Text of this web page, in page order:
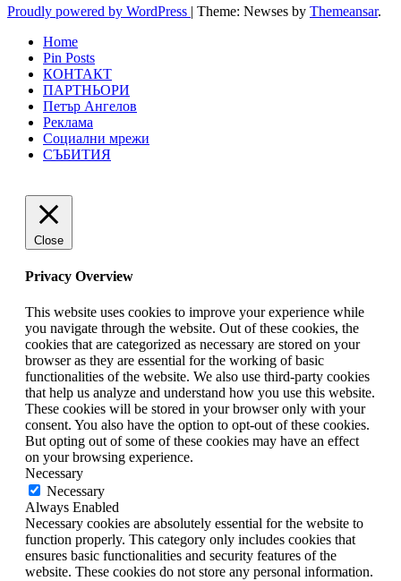
Proudly powered by WordPress | Theme: Newses by Themeansar.
Home
Pin Posts
КОНТАКТ
ПАРТНЬОРИ
Петър Ангелов
Реклама
Социални мрежи
СЪБИТИЯ
Close
Privacy Overview
This website uses cookies to improve your experience while
you navigate through the website. Out of these cookies, the
cookies that are categorized as necessary are stored on your
browser as they are essential for the working of basic
functionalities of the website. We also use third-party cookies
that help us analyze and understand how you use this website.
These cookies will be stored in your browser only with your
consent. You also have the option to opt-out of these cookies.
But opting out of some of these cookies may have an effect
on your browsing experience.
Necessary
Necessary
Always Enabled
Necessary cookies are absolutely essential for the website to
function properly. This category only includes cookies that
ensures basic functionalities and security features of the
website. These cookies do not store any personal information.